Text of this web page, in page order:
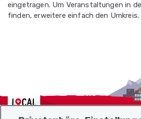
eingetragen. Um Veranstaltungen in
finden, erweitere einfach den Umkreis.
Localcities